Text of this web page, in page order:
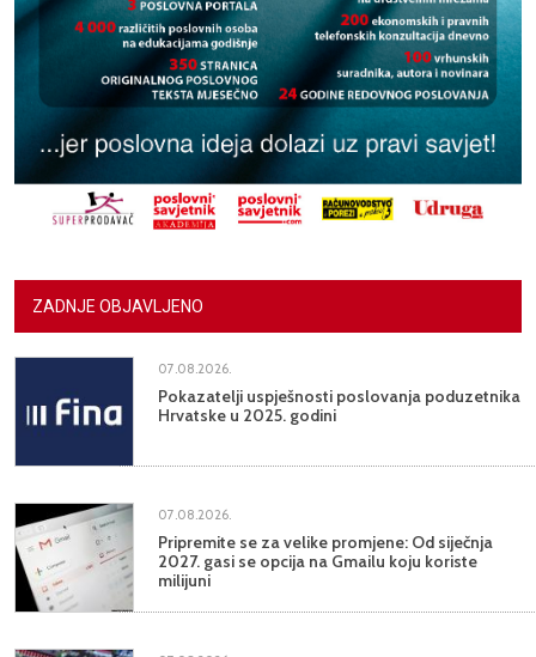
ZADNJE OBJAVLJENO
07.08.2026.
Pokazatelji uspješnosti poslovanja poduzetnika
Hrvatske u 2025. godini
07.08.2026.
Pripremite se za velike promjene: Od siječnja
2027. gasi se opcija na Gmailu koju koriste
milijuni